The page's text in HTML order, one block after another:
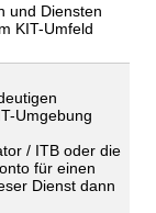
und Diensten
KIT-Umfeld
Umgebung
/ ITB oder die
für einen
Dienst dann